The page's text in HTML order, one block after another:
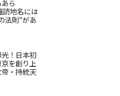
ら
読地名には
法則”があ
！日本初
を創り上
・持統天